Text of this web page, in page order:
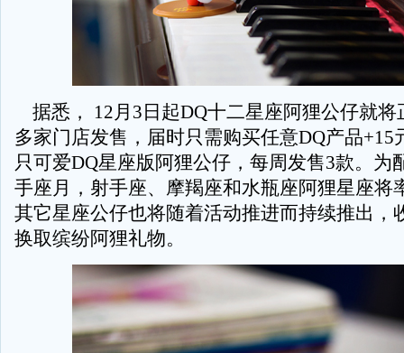
据悉， 12月3日起DQ十二星座阿狸公仔就将
多家门店发售，届时只需购买任意DQ产品+15
只可爱DQ星座版阿狸公仔，每周发售3款。为
手座月，射手座、摩羯座和水瓶座阿狸星座将
其它星座公仔也将随着活动推进而持续推出，
换取缤纷阿狸礼物。